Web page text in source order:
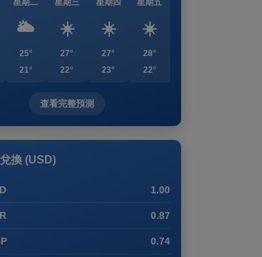
星期二
🌥️
25°
21°
星期三
☀️
27°
22°
星期四
☀️
27°
23°
星期五
☀️
28°
22°
查看完整預測
換 (USD)
1.00
0.87
0.74